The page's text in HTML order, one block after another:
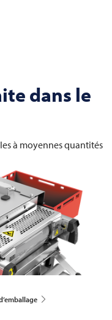
dans le
à moyennes quantités